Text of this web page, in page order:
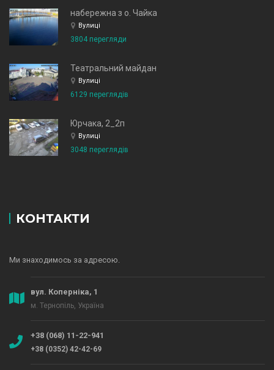
набережна з о. Чайка
Вулиці
3804 перегляди
Театральний майдан
Вулиці
6129 переглядів
Юрчака, 2_2п
Вулиці
3048 переглядів
КОНТАКТИ
Ми знаходимось за адресою.
вул. Коперніка, 1
м. Тернопіль, Україна
+38 (068) 11-22-941
+38 (0352) 42-42-69